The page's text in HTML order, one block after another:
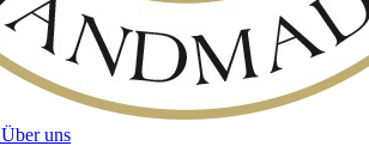
Über uns